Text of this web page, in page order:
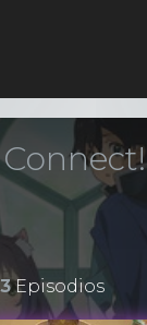
Episodios